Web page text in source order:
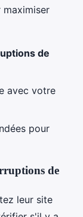
maximiser
de
avec votre
pour
de
leur site